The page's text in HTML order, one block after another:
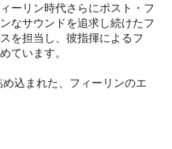
ーリン時代さらにポスト・フ
なサウンドを追求し続けたフ
を担当し、彼指揮によるフ
ています。
込まれた、フィーリンのエ